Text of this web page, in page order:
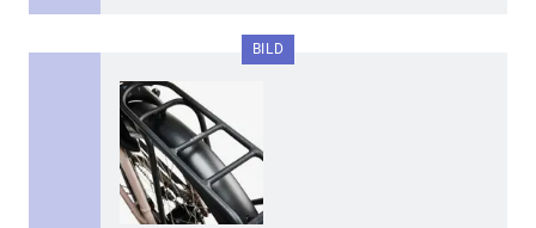
BILD